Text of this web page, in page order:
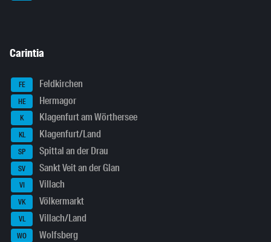
Carintia
FE Feldkirchen
HE Hermagor
K Klagenfurt am Wörthersee
KL Klagenfurt/Land
SP Spittal an der Drau
SV Sankt Veit an der Glan
VI Villach
VK Völkermarkt
VL Villach/Land
WO Wolfsberg